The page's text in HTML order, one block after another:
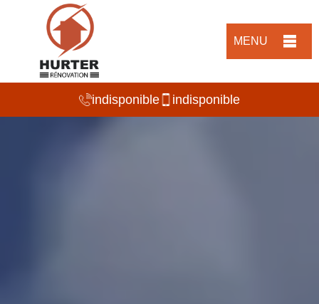
MENU
indisponible indisponible